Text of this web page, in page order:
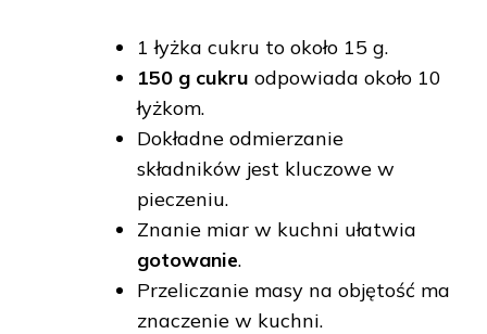
1 łyżka cukru to około 15 g.
150 g cukru odpowiada około 10
łyżkom.
Dokładne odmierzanie
składników jest kluczowe w
pieczeniu.
Znanie miar w kuchni ułatwia
gotowanie.
Przeliczanie masy na objętość ma
znaczenie w kuchni.